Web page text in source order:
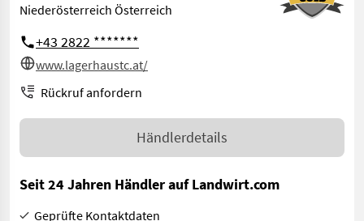
Niederösterreich Österreich
+43 2822 *******
www.lagerhaustc.at/
Rückruf anfordern
Händlerdetails
Seit 24 Jahren Händler auf Landwirt.com
Geprüfte Kontaktdaten